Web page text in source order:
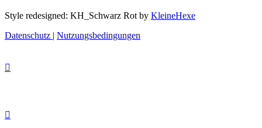
Style redesigned: KH_Schwarz Rot by KleineHexe
Datenschutz | Nutzungsbedingungen